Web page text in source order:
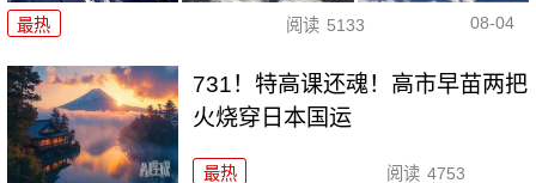
最热 阅读 5133 08-04
731！特高课还魂！高市早苗两把
火烧穿日本国运
最热 阅读 4753